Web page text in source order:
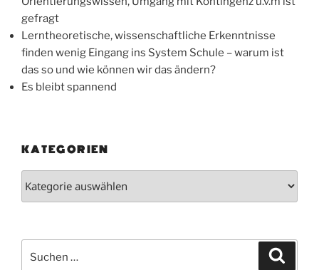
gefragt
Lerntheoretische, wissenschaftliche Erkenntnisse
finden wenig Eingang ins System Schule – warum ist
das so und wie können wir das ändern?
Es bleibt spannend
KATEGORIEN
nach: